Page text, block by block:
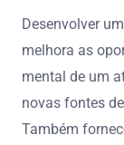
Desenvolver
melhora as
mental de um
novas fontes
Também